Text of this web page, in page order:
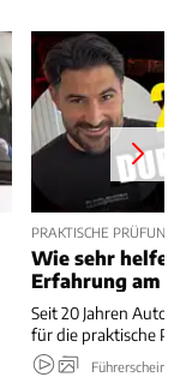
PRAKTISCHE PRÜFUNG
Wie sehr helfen
Erfahrung am
Seit 20 Jahren
für die praktische
Führerschein